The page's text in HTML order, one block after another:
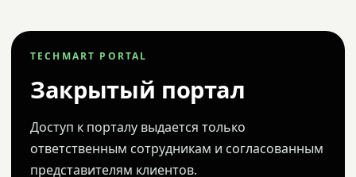
TECHMART PORTAL
Закрытый портал
Доступ к порталу выдается только
ответственным сотрудникам и согласованным
представителям клиентов.